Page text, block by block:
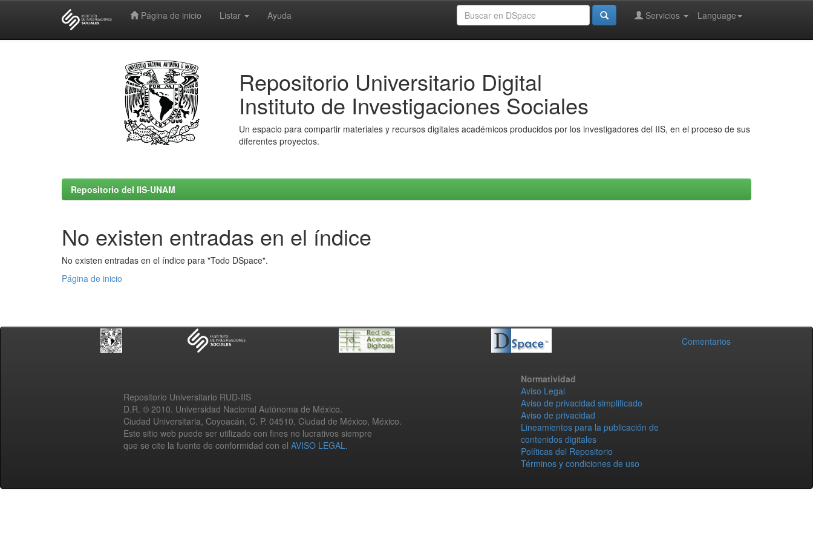
Página de inicio Listar Ayuda Language
Servicios
Repositorio Universitario Digital
Instituto de Investigaciones Sociales
Un espacio para compartir materiales y recursos digitales académicos producidos por los investigadores del IIS, en el proceso de sus
diferentes proyectos.
Repositorio del IIS-UNAM
No existen entradas en el índice
No existen entradas en el índice para "Todo DSpace".
Página de inicio
Comentarios
Repositorio Universitario RUD-IIS
D.R. © 2010. Universidad Nacional Autónoma de México.
Ciudad Universitaria, Coyoacán, C. P. 04510, Ciudad de México, México.
Este sitio web puede ser utilizado con fines no lucrativos siempre
que se cite la fuente de conformidad con el AVISO LEGAL.
Normatividad
Aviso Legal
Aviso de privacidad simplificado
Aviso de privacidad
Lineamientos para la publicación de
contenidos digitales
Políticas del Repositorio
Términos y condiciones de uso